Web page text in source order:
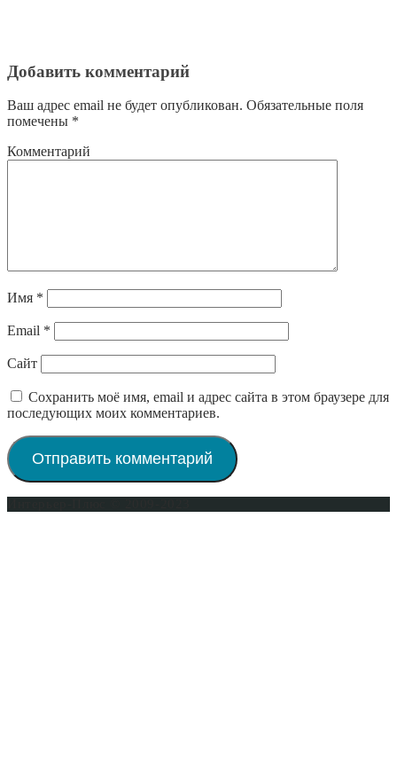
Добавить комментарий
Ваш адрес email не будет опубликован. Обязательные поля
помечены *
Комментарий
Имя *
Email *
Сайт
Сохранить моё имя, email и адрес сайта в этом браузере для
последующих моих комментариев.